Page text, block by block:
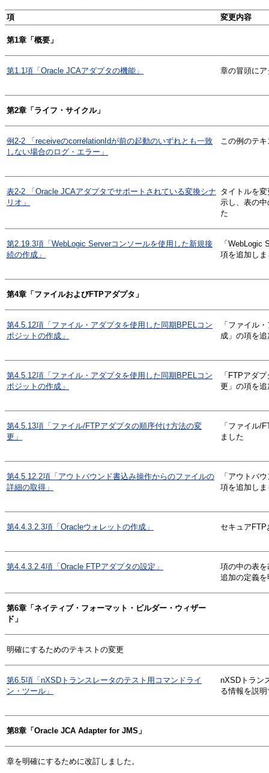
項 変更内容
第1章「概要」
第1.1項「Oracle JCAアダプタの機能」 章の冒頭に
第2章「ライフ・サイクル」
例2-2 「receiveのcorrelationIdが前の起動のいずれとも一致
しない場合のログ・エラー」
この例のテ
表2-2 「Oracle JCAアダプタでサポートされている変換シナ
リオ」
タイトルを
示し、表の
た
第2.19.3項「WebLogic Serverコンソールを使用した新規接
続の作成」
「WebLogic
項を追加しま
第4章「ファイルおよびFTPアダプタ」
第4.5.12項「ファイル・アダプタを使用した同期BPELコン
ポジットの作成」
「ファイル
成」の項を
第4.5.12項「ファイル・アダプタを使用した同期BPELコン
ポジットの作成」
「FTPアダ
更」の項を
第4.5.13項「ファイル/FTPアダプタの順序付け方法の変
更」
「ファイル/
ました
第4.5.12.2項「アウトバウンド書込み操作からのファイルの
詳細の取得」
「アウトバ
項を追加しま
第4.4.3.2.3項「Oracleウォレットの作成」 セキュア
第4.4.3.2.4項「Oracle FTPアダプタの設定」
項の中の表
追加の定義
第6章「ネイティブ・フォーマット・ビルダー・ウィザー
ド」
明確にするためのテキストの変更
第6.5項「nXSDトランスレータのテスト用コマンドライ
ン・ツール」
nXSDトラン
る情報を説
第8章「Oracle JCA Adapter for JMS」
章を明確にするために改訂しました。